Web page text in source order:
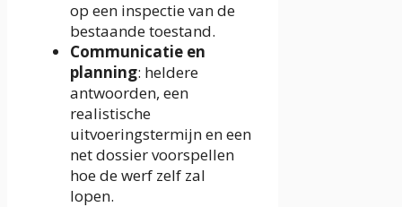
op een inspectie van de
bestaande toestand.
Communicatie en
planning: heldere
antwoorden, een
realistische
uitvoeringstermijn en een
net dossier voorspellen
hoe de werf zelf zal
lopen.